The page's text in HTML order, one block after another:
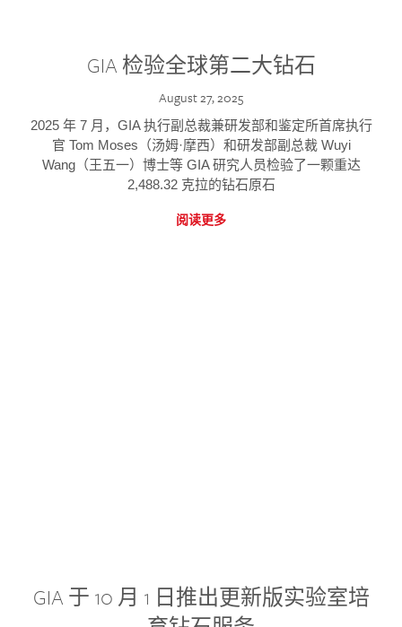
GIA 检验全球第二大钻石
August 27, 2025
2025 年 7 月，GIA 执行副总裁兼研发部和鉴定所首席执行
官 Tom Moses（汤姆·摩西）和研发部副总裁 Wuyi
Wang（王五一）博士等 GIA 研究人员检验了一颗重达
2,488.32 克拉的钻石原石
阅读更多
GIA 于 10 月 1 日推出更新版实验室培